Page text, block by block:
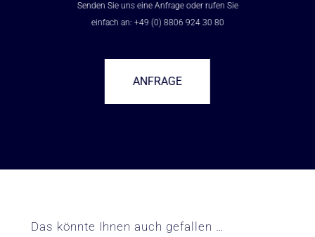
Senden Sie uns eine Anfrage oder rufen Sie
einfach an: +49 (0) 8806 924 30 80
ANFRAGE
Das könnte Ihnen auch gefallen …